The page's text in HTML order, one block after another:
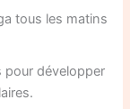
tous les matins
pour développer